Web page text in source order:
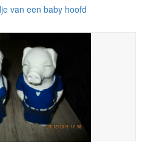
van een baby hoofd